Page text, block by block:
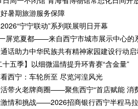
暑期旅游服务保障
宁宁联动”系列联展明日开幕
屏览夏都——来自西宁市城市展示中心的
话助力中华民族共有精神家园建设行动
十五季】以细微温情提升环青赛“含金量”
西宁：车轮所至 尽览河湟风光
带火老牌商圈——聚焦西宁“首店赋能 消
情和挑战——2026招商银行西宁半程马